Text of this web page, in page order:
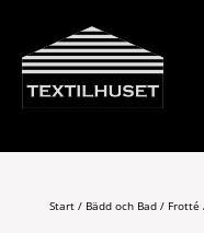
Start/ Bädd och Bad/ Frotté